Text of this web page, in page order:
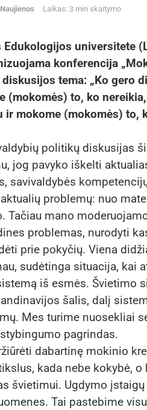
Naujienos Laikas: 3 min skaitymo
universitete
konferencija
tema: „Ko gero
(mokomės) to, ko
mokome (mokomės) to,
politikų diskusijas
jog pavyko iškelti
savivaldybės
problemų: nuo
Tačiau mano
problemas, nurodyti
prie pokyčių. Viena
sudėtinga situacija, kai
iš esmės. Švietimo
šalis, dalį
Mes turime nuosekliai
pagrindas.
dabartinę mokinio
kada nebe kokybė,
švietimui. Ugdymo
Tai pastebime